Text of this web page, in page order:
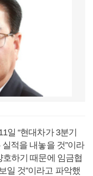
일 “현대차가 3분기
적을 내놓을 것”이라
호하기 때문에 임금협
일 것”이라고 파악했